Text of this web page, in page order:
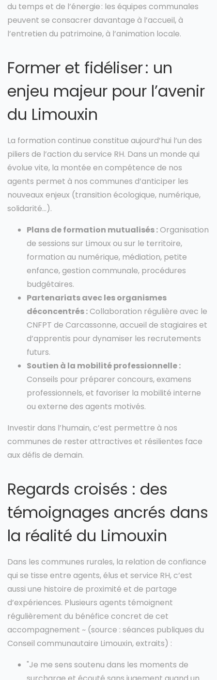
du temps et de l’énergie : les équipes communales
peuvent se consacrer davantage à l’accueil, à
l’entretien du patrimoine, à l’animation locale.
Former et fidéliser : un
enjeu majeur pour l’avenir
du Limouxin
La formation continue constitue aujourd’hui l’un des
piliers de l’action du service RH. Dans un monde qui
évolue vite, la montée en compétence de nos
agents permet à nos communes d’anticiper les
nouveaux enjeux (transition écologique, numérique,
solidarité…).
Plans de formation mutualisés :Organisation
de sessions sur Limoux ou sur le territoire,
formation au numérique, médiation, petite
enfance, gestion communale, procédures
budgétaires.
Partenariats avec les organismes
déconcentrés :Collaboration régulière avec le
CNFPT de Carcassonne, accueil de stagiaires et
d’apprentis pour dynamiser les recrutements
futurs.
Soutien à la mobilité professionnelle :
Conseils pour préparer concours, examens
professionnels, et favoriser la mobilité interne
ou externe des agents motivés.
Investir dans l’humain, c’est permettre à nos
communes de rester attractives et résilientes face
aux défis de demain.
Regards croisés : des
témoignages ancrés dans
la réalité du Limouxin
Dans les communes rurales, la relation de confiance
qui se tisse entre agents, élus et service RH, c’est
aussi une histoire de proximité et de partage
d’expériences. Plusieurs agents témoignent
régulièrement du bénéfice concret de cet
accompagnement ~ (source : séances publiques du
Conseil communautaire Limouxin, extraits) :
"Je me sens soutenu dans les moments de